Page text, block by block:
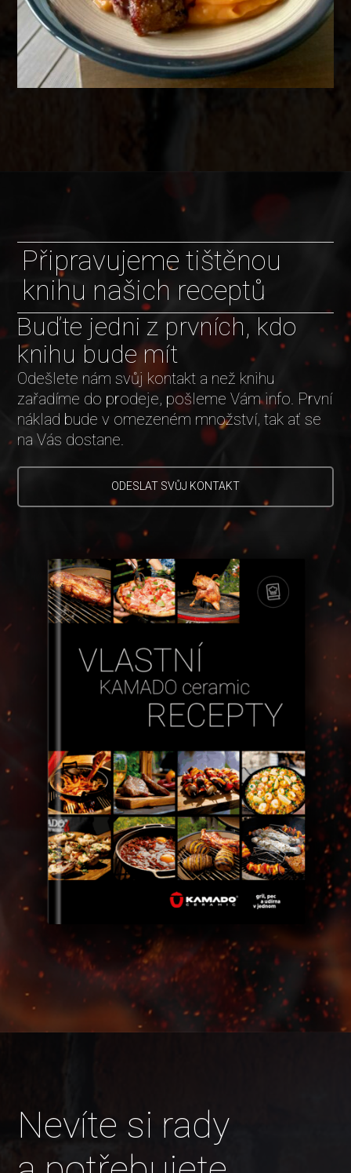
Připravujeme tištěnou
knihu našich receptů
Buďte jedni z prvních, kdo
knihu bude mít
Odešlete nám svůj kontakt a než knihu
zařadíme do prodeje, pošleme Vám info. První
náklad bude v omezeném množství, tak ať se
na Vás dostane.
ODESLAT SVŮJ KONTAKT
Nevíte si rady